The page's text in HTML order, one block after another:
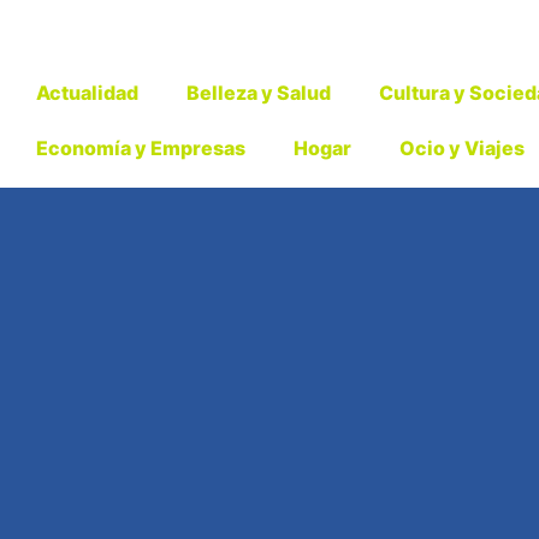
Actualidad Belleza y Salud Cultura y
Economía y Empresas Hogar Ocio y Viajes